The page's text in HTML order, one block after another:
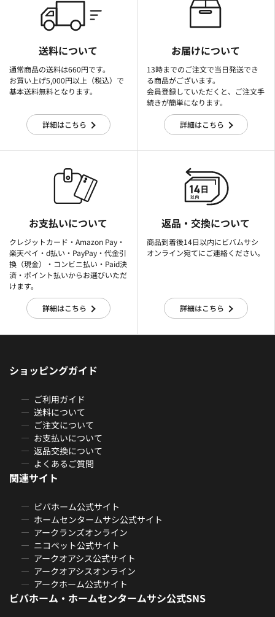
送料について
通常商品の送料は660円です。
お買い上げ5,000円以上（税込）で
基本送料無料となります。
詳細はこちら
お届けについて
13時までのご注文で当日発送でき
る商品がございます。
会員登録していただくと、ご注文手
続きが簡単になります。
詳細はこちら
お支払いについて
クレジットカード・Amazon Pay・
楽天ぺイ・d払い・PayPay・代金引
換（現金）・コンビニ払い・Paid決
済・ポイント払いからお選びいただ
けます。
詳細はこちら
返品・交換について
商品到着後14日以内にビバムサシ
オンライン宛てにご連絡ください。
詳細はこちら
ショッピングガイド
ご利用ガイド
送料について
ご注文について
お支払いについて
返品交換について
よくあるご質問
関連サイト
ビバホーム公式サイト
ホームセンタームサシ公式サイト
アークランズオンライン
ニコペット公式サイト
アークオアシス公式サイト
アークオアシスオンライン
アークホーム公式サイト
ビバホーム・ホームセンタームサシ公式SNS